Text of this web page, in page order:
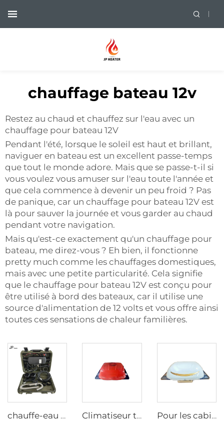
chauffage bateau 12v
Restez au chaud et chauffez sur l'eau avec un
chauffage pour bateau 12V
Pendant l'été, lorsque le soleil est haut et brillant,
naviguer en bateau est un excellent passe-temps
que tout le monde adore. Mais que se passe-t-il si
vous voulez vous amuser sur l'eau toute l'année et
que cela commence à devenir un peu froid ? Pas
de panique, car un chauffage pour bateau 12V est
là pour sauver la journée et vous garder au chaud
pendant votre navigation.
Mais qu'est-ce exactement qu'un chauffage pour
bateau, me direz-vous ? Eh bien, il fonctionne
pretty much comme les chauffages domestiques,
mais avec une petite particularité. Cela signifie
que le chauffage pour bateau 12V est conçu pour
être utilisé à bord des bateaux, car il utilise une
source d'alimentation de 12 volts et vous offre ainsi
toutes ces sensations de chaleur familières.
chauffe-eau diesel universel 2kw tout-en-un 12V&24V, chauffage diesel portable pour tente et camping Climatiseur tout-en-un 24v pour camion, camping-car et bateau Pour les cabines de camion Conditionneur d'air électrique Conditionneur d'air intégré/Type surplombant 24V